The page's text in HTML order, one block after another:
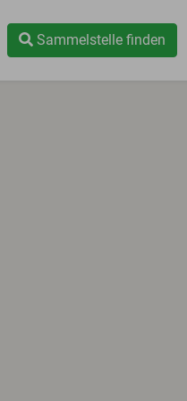
Sammelstelle finden